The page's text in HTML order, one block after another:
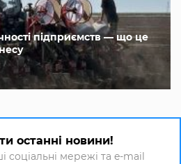
підприємств — що це
останні новини!
соціальні мережі та e-mail